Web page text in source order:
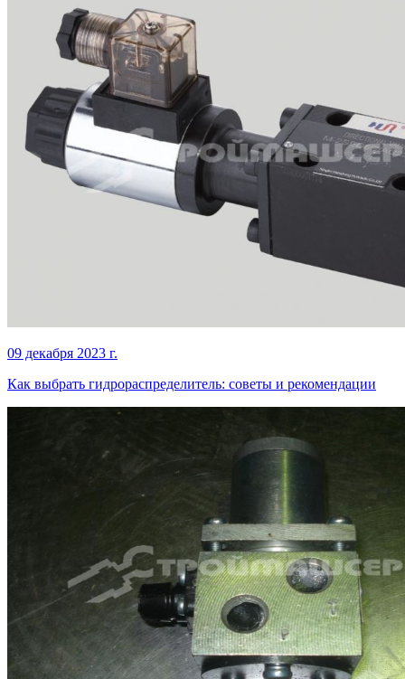
09 декабря 2023 г.
Как выбрать гидрораспределитель: советы и рекомендации